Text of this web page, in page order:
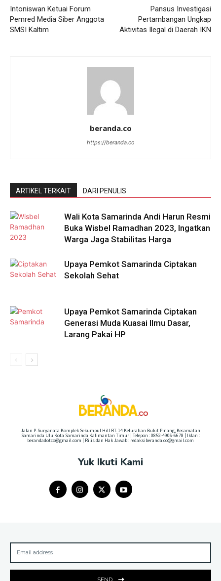
Intoniswan Ketuai Forum
Pemred Media Siber Anggota
SMSI Kaltim
Pansus Investigasi
Pertambangan Ungkap
Aktivitas Ilegal di Daerah IKN
beranda.co
https://beranda.co
ARTIKEL TERKAIT DARI PENULIS
Wali Kota Samarinda Andi Harun Resmi
Buka Wisbel Ramadhan 2023, Ingatkan
Warga Jaga Stabilitas Harga
Upaya Pemkot Samarinda Ciptakan
Sekolah Sehat
Upaya Pemkot Samarinda Ciptakan
Generasi Muda Kuasai Ilmu Dasar,
Larang Pakai HP
Jalan P. Suryanata Komplek Sekumpul Hill RT. 14 Kelurahan Bukit Pinang, Kecamatan
Samarinda Ulu Kota Samarinda Kalimantan Timur | Telepon : 0852-4906-6678 | Iklan :
berandadotco@gmail.com | Rilis dan Hak Jawab : redaksiberanda.co@gmail.com
Yuk Ikuti Kami
SEND